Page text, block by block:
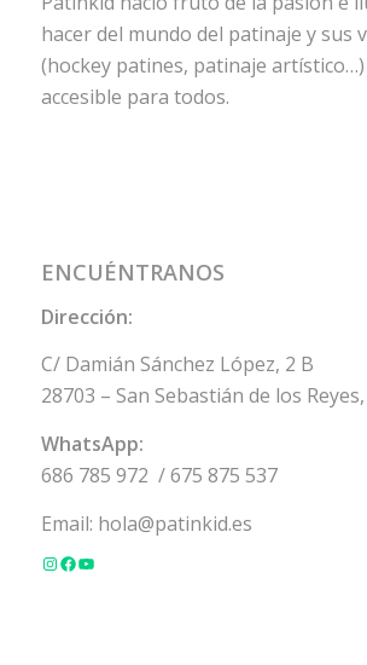
hacer del mundo del patinaje y sus
(hockey patines, patinaje
accesible para todos.
ENCUÉNTRANOS
Dirección:
C/ Damián Sánchez López, 2 B
28703 – San Sebastián de los
WhatsApp:
686 785 972 /675 875 537
Email: hola@patinkid.es